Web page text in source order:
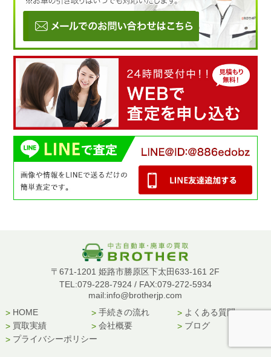
〒671-1201 姫路市勝原区下太田633-161 2F
TEL:079-228-7924 / FAX:079-272-5934
mail:info@brotherjp.com
HOME
手続きの流れ
よくある質問
買取実績
会社概要
ブログ
プライバシーポリシー